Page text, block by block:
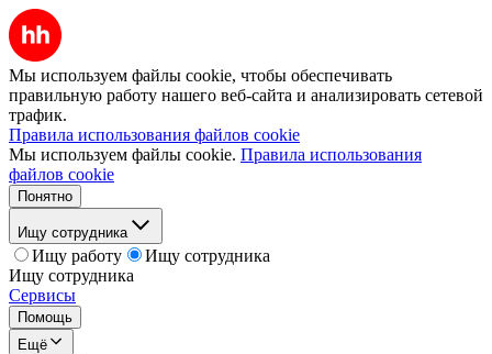
Мы используем файлы cookie, чтобы обеспечивать
правильную работу нашего веб-сайта и анализировать сетевой
трафик.
Правила использования файлов cookie
Мы используем файлы cookie. Правила использования
файлов cookie
Понятно
Ищу сотрудника
Ищу работу
Ищу сотрудника
Ищу сотрудника
Сервисы
Помощь
Ещё